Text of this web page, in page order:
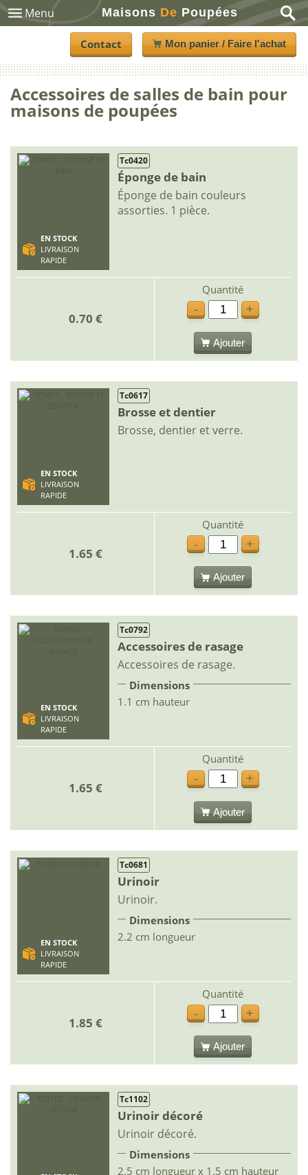
Menu Maisons De Poupées
Contact Mon panier / Faire l'achat
Accessoires de salles de bain pour
maisons de poupées
EN STOCK
LIVRAISON
RAPIDE
Tc0420
Éponge de bain
Éponge de bain couleurs
assorties. 1 pièce.
0.70 €
Quantité
-
+
Ajouter
EN STOCK
LIVRAISON
RAPIDE
Tc0617
Brosse et dentier
Brosse, dentier et verre.
1.65 €
Quantité
-
+
Ajouter
EN STOCK
LIVRAISON
RAPIDE
Tc0792
Accessoires de rasage
Accessoires de rasage.
Dimensions
1.1 cm hauteur
1.65 €
Quantité
-
+
Ajouter
EN STOCK
LIVRAISON
RAPIDE
Tc0681
Urinoir
Urinoir.
Dimensions
2.2 cm longueur
1.85 €
Quantité
-
+
Ajouter
Tc1102
Urinoir décoré
Urinoir décoré.
Dimensions
2.5 cm longueur x 1.5 cm hauteur